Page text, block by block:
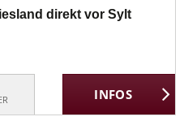
direkt vor Sylt